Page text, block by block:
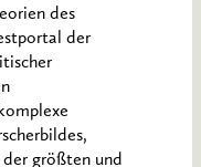
des
der
der größten und